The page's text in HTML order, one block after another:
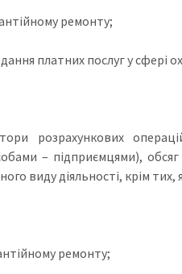
ремонту;
платних послуг у сфері
розрахункових
– підприємцями),
виду діяльності, крім тих,
ремонту;